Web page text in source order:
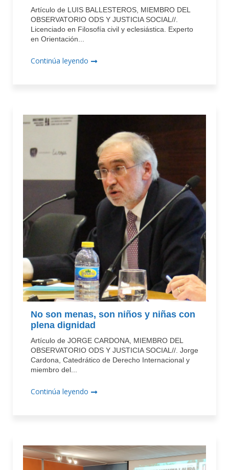
Artículo de LUIS BALLESTEROS, MIEMBRO DEL
OBSERVATORIO ODS Y JUSTICIA SOCIAL//.
Licenciado en Filosofía civil y eclesiástica. Experto
en Orientación...
Continúa leyendo
No son menas, son niños y niñas con
plena dignidad
Artículo de JORGE CARDONA, MIEMBRO DEL
OBSERVATORIO ODS Y JUSTICIA SOCIAL//. Jorge
Cardona, Catedrático de Derecho Internacional y
miembro del...
Continúa leyendo